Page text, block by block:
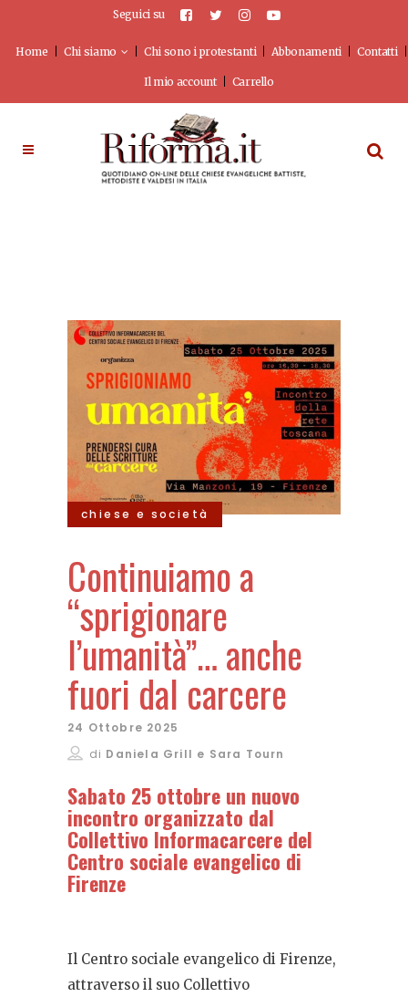
Seguici su
Home Chi siamo Chi sono i protestanti Abbonamenti Contatti
Il mio account Carrello
chiese e società
Continuiamo a
“sprigionare
l’umanità”… anche
fuori dal carcere
24 Ottobre 2025
di Daniela Grill e Sara Tourn
Sabato 25 ottobre un nuovo
incontro organizzato dal
Collettivo Informacarcere del
Centro sociale evangelico di
Firenze
Il Centro sociale evangelico di Firenze,
attraverso il suo Collettivo